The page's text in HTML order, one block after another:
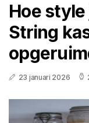
Hoe
String
23 januari 2026